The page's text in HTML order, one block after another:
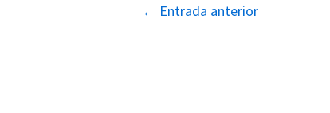
Navegación
← Entrada anterior